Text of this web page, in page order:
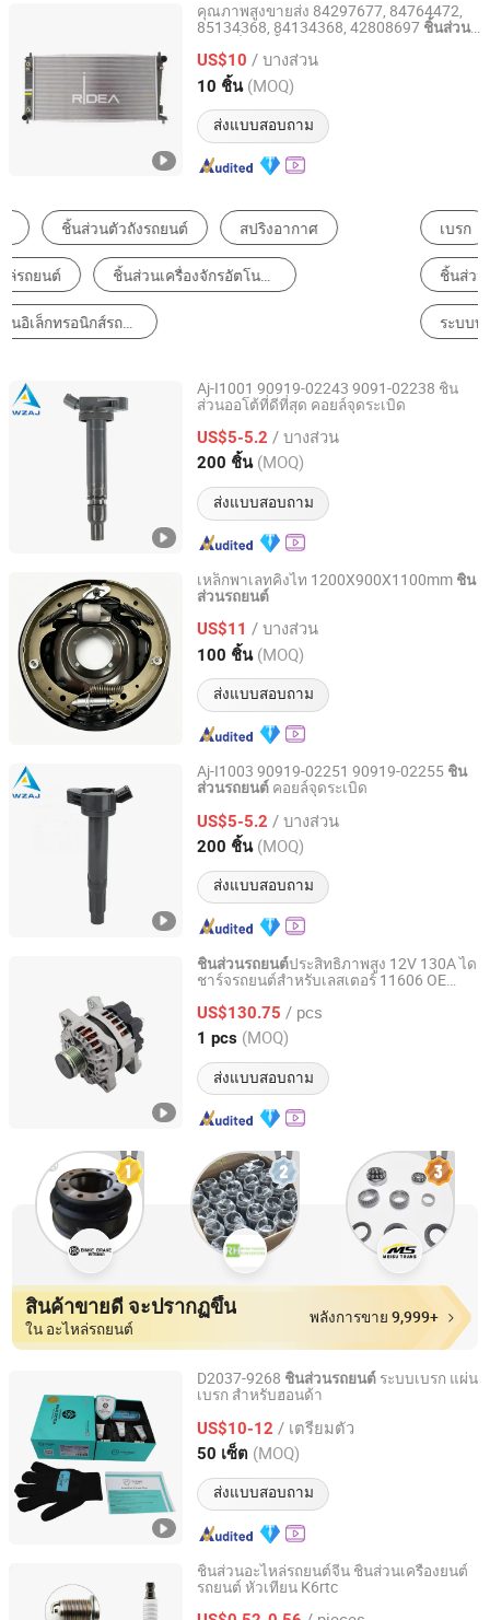
คุณภาพสูงขายส่ง 84297677, 84764472,
85134368, 84134368, 42808697 ชิ้นส่วน
US$10 / บางส่วน
10 ชิ้น (MOQ)
ส่งแบบสอบถาม
Jiangsu Ridea Technology Co., Ltd
Jiangsu, China อัตราจาก 2024
เบรก ระบบกันสะเทือน
ชิ้นส่วนเครื่องจักรแปรรูปโลหะ ไส้กรองรถยนต์
ระบบทำความเย็น
Aj-I1001 90919-02243 9091-02238 ชิ้น
ส่วนออโต้ที่ดีที่สุด คอยล์จุดระเบิด
US$5-5.2 / บางส่วน
200 ชิ้น (MOQ)
ส่งแบบสอบถาม
Wenzhou Ao-Jun Auto Parts Co., Ltd.
อัตราจาก 2021
เหล็กพาเลทคิงไท 1200X900X1100mm ชิ้น
ส่วนรถยนต์
US$11 / บางส่วน
100 ชิ้น (MOQ)
ส่งแบบสอบถาม
Anhui Qingtai Auto Parts Co., Ltd
Anhui, China อัตราจาก 2025
Aj-I1003 90919-02251 90919-02255 ชิ้น
ส่วนรถยนต์ คอยล์จุดระเบิด
US$5-5.2 / บางส่วน
200 ชิ้น (MOQ)
ส่งแบบสอบถาม
Wenzhou Ao-Jun Auto Parts Co., Ltd.
Zhejiang, China อัตราจาก 2021
ชิ้นส่วนรถยนต์ประสิทธิภาพสูง 12V 130A ได
ชาร์จรถยนต์สำหรับเลสเตอร์ 11606 OE
US$130.75 / pcs
1 pcs (MOQ)
ส่งแบบสอบถาม
Ningbo Hi-Tech Altering Motor Co., Ltd.
Zhejiang, China อัตราจาก 2009
สินค้าขายดี จะปรากฏขึ้น
ใน อะไหล่รถยนต์
พลังการขาย 9,999+
D2037-9268 ชิ้นส่วนรถยนต์ ระบบเบรก แผ่น
เบรก สำหรับฮอนด้า
US$10-12 / เตรียมตัว
50 เซ็ต (MOQ)
ส่งแบบสอบถาม
Hengshui Xianglong Brake Material Co., Ltd.
Hebei, China อัตราจาก 2023
ชิ้นส่วนอะไหล่รถยนต์จีน ชิ้นส่วนเครื่องยนต์
รถยนต์ หัวเทียน K6rtc
Changsha Torch Auto Parts Co., Ltd.